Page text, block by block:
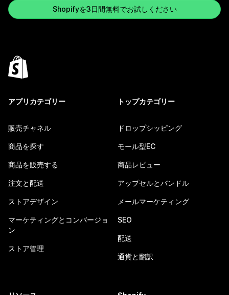
Shopifyを3日間無料でお試しください
アプリカテゴリー
販売チャネル
商品を探す
商品を販売する
注文と配送
ストアデザイン
マーケティングとコンバージョ
ン
ストア管理
トップカテゴリー
ドロップシッピング
モール型EC
商品レビュー
アップセルとバンドル
メールマーケティング
SEO
配送
通貨と翻訳